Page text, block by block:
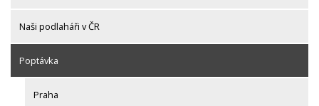
Naši podlaháři v ČR
Poptávka
Praha